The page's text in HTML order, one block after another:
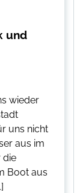
und
wieder
uns nicht
aus im
die
Boot aus